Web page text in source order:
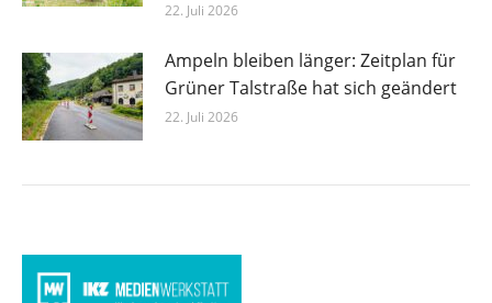
22. Juli 2026
Ampeln bleiben länger: Zeitplan für
Grüner Talstraße hat sich geändert
22. Juli 2026